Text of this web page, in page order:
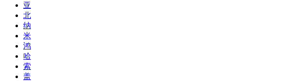
亚
北
纳
米
鸿
哈
索
盖